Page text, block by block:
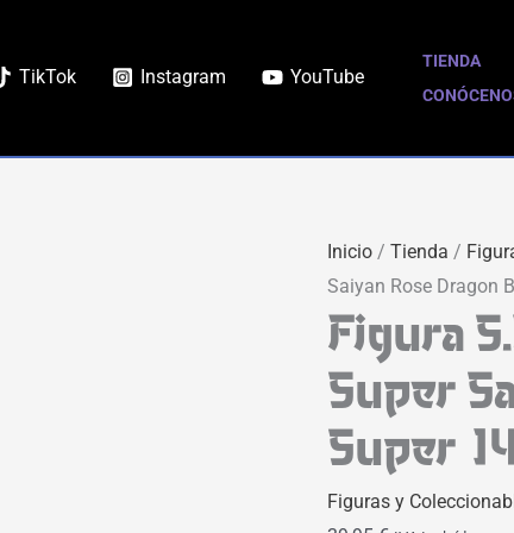
TikTok Instagram YouTube
TIENDA
Inicio /Tienda /
Saiyan Rose Dragon
Figura
Super
Super
Figuras y